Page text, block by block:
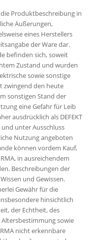
Produktbeschreibung in
Äußerungen,
eines Herstellers
der Ware dar.
befinden sich, soweit
Zustand und wurden
sowie sonstige
zwingend den heute
sonstigen Stand der
eine Gefahr für Leib
ausdrücklich als DEFEKT
unter Ausschluss
Nutzung angeboten
können vordem Kauf,
in ausreichendem
Beschreibungen der
und Gewissen.
Gewähr für die
hinsichtlich
der Echtheit, des
sowie
nicht erkennbare